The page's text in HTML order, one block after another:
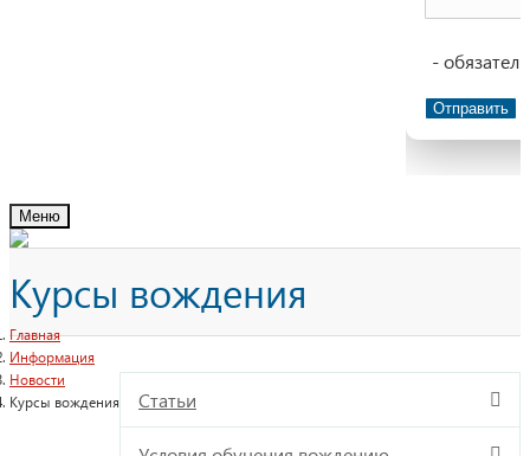
-
Отправить
Меню
Курсы вождения
Главная
Информация
Новости
Курсы вождения
Статьи